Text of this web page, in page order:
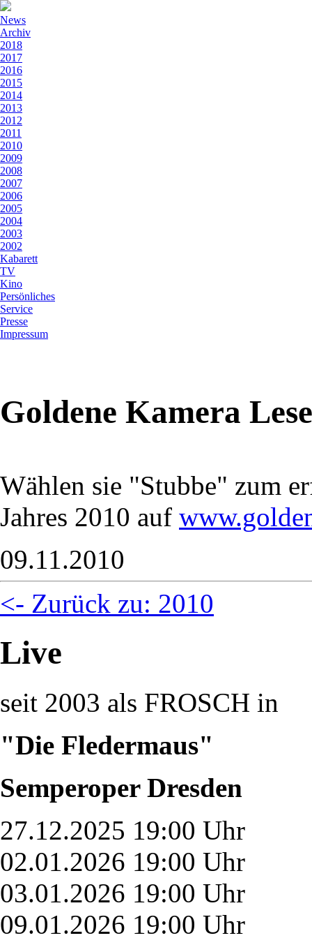
News
Archiv
2018
2017
2016
2015
2014
2013
2012
2011
2010
2009
2008
2007
2006
2005
2004
2003
2002
Kabarett
TV
Kino
Persönliches
Service
Presse
Impressum
Goldene Kamera
Wählen sie "Stubbe" zum
Jahres 2010 auf
09.11.2010
<- Zurück zu: 2010
Live
seit 2003 als FROSCH in
"Die Fledermaus"
Semperoper Dresden
27.12.2025 19:00 Uhr
02.01.2026 19:00 Uhr
03.01.2026 19:00 Uhr
09.01.2026 19:00 Uhr